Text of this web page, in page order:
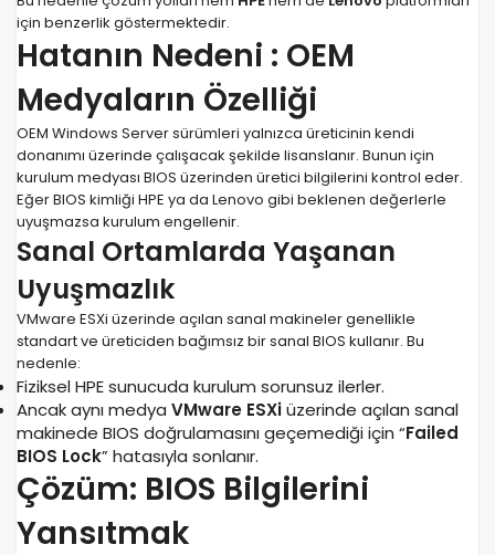
için benzerlik göstermektedir.
Hatanın Nedeni : OEM
Medyaların Özelliği
OEM Windows Server sürümleri yalnızca üreticinin kendi
donanımı üzerinde çalışacak şekilde lisanslanır. Bunun için
kurulum medyası BIOS üzerinden üretici bilgilerini kontrol eder.
Eğer BIOS kimliği HPE ya da Lenovo gibi beklenen değerlerle
uyuşmazsa kurulum engellenir.
Sanal Ortamlarda Yaşanan
Uyuşmazlık
VMware ESXi üzerinde açılan sanal makineler genellikle
standart ve üreticiden bağımsız bir sanal BIOS kullanır. Bu
nedenle:
Fiziksel HPE sunucuda kurulum sorunsuz ilerler.
Ancak aynı medya VMware ESXiüzerinde açılan sanal
makinede BIOS doğrulamasını geçemediği için “Failed
BIOS Lock” hatasıyla sonlanır.
Çözüm: BIOS Bilgilerini
Yansıtmak